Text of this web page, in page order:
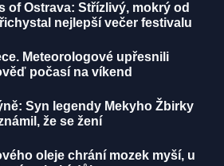
of Ostrava: Střízlivý, mokrý od
nejlepší večer festivalu
Meteorologové upřesnili
počasí na víkend
Syn legendy Mekyho Žbirky
že se žení
oleje chrání mozek myší, u